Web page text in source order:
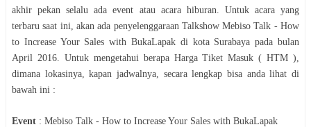
akhir pekan selalu ada event atau acara hiburan. Untuk acara yang
terbaru saat ini, akan ada penyelenggaraan Talkshow Mebiso Talk - How
to Increase Your Sales with BukaLapak di kota Surabaya pada bulan
April
2016. Untuk mengetahui berapa Harga Tiket Masuk ( HTM ),
dimana lokasinya, kapan jadwalnya, secara lengkap bisa anda lihat di
bawah ini :
Event : Mebiso Talk - How to Increase Your Sales with BukaLapak